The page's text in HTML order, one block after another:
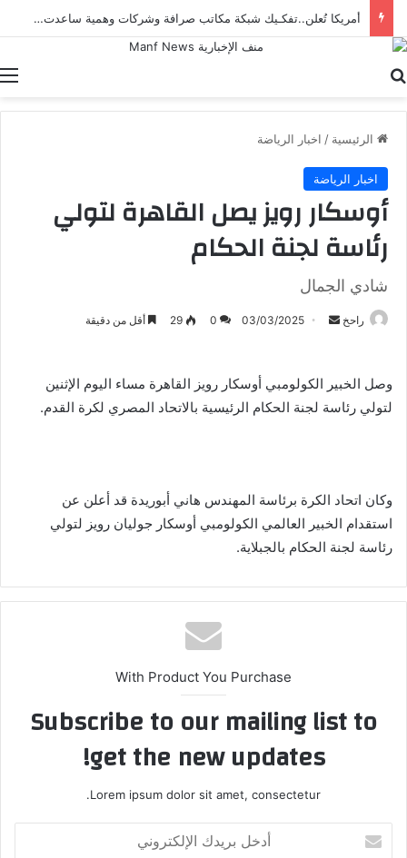
أمريكا تُعلن..تفكـيك شبكة مكاتب صرافة وشركات وهمية ساعدت إيران على تهـريب الأموال
الرئيسية / اخبار الرياضة
اخبار الرياضة
أوسكار رويز يصل القاهرة لتولي
رئاسة لجنة الحكام
شادي الجمال
راحخ
أرسل 03/03/2025
0
29 أقل من دقيقة
وصل الخبير الكولومبي أوسكار رويز القاهرة مساء اليوم الإثنين
لتولي رئاسة لجنة الحكام الرئيسية بالاتحاد المصري لكرة القدم.
وكان اتحاد الكرة برئاسة المهندس هاني أبوريدة قد أعلن عن
استقدام الخبير العالمي الكولومبي أوسكار جوليان رويز لتولي
رئاسة لجنة الحكام بالجبلاية.
With Product You Purchase
Subscribe to our mailing list to
get the new updates!
Lorem ipsum dolor sit amet, consectetur.
بريدك